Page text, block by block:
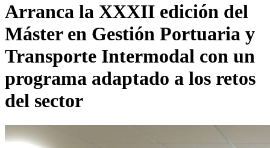
Arranca la XXXII edición del
Máster en Gestión Portuaria y
Transporte Intermodal con un
programa adaptado a los retos
del sector